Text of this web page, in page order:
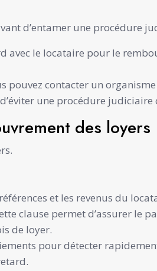
d’entamer une procédure
avec le locataire pour le
pouvez contacter un
une procédure judiciaire
des loyers
et les revenus du
clause permet d’assurer le
de loyer.
pour détecter